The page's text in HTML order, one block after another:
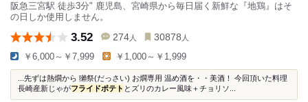
阪急三宮駅 徒歩3分" 鹿児島、宮崎県から毎日届く新鮮な『地鶏』はそ
の日しか使用しません。
3.52 274 人 30878 人
￥6,000～￥7,999 ￥1,000～￥1,999
...先ずは熱燗から 獺祭(だっさい) お燗専用 温め酒を・・美酒！ 今回頂いた料理
長崎産新じゃがフライドポテト とズリのカレー風味＋チョリソ...